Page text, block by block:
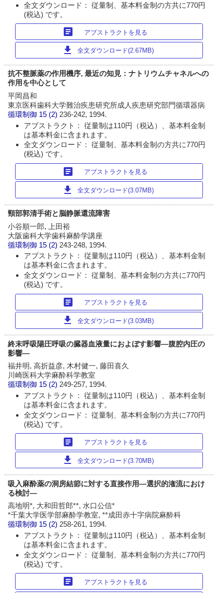
全文ダウンロード： 従量制、基本料金制の方共に770円
(税込) です。
article アブストラクトを見る
download 全文ダウンロード(2.67MB)
抗不整脈薬の作用機序, 最近の知見：ナトリウムチャネルへの
作用を中心として
平岡昌和
東京医科歯科大学難治疾患研究所成人疾患研究部門循環器病
循環制御 15 (2) 236-242, 1994.
アブストラクト： 従量制は110円（税込）、基本料金制
は基本料金に含まれます。
全文ダウンロード： 従量制、基本料金制の方共に770円
(税込) です。
article アブストラクトを見る
download 全文ダウンロード(3.07MB)
頸部郭清手術と脳静脈還流障害
小谷順一郎, 上田裕
大阪歯科大学歯科麻酔学講座
循環制御 15 (2) 243-248, 1994.
アブストラクト： 従量制は110円（税込）、基本料金制
は基本料金に含まれます。
全文ダウンロード： 従量制、基本料金制の方共に770円
(税込) です。
article アブストラクトを見る
download 全文ダウンロード(3.03MB)
終末呼吸陽圧呼吸の臓器血液量におよぼす影響―腹腔内圧の
影響―
福井明, 高折益彦, 木村健一, 藤田喜久
川崎医科大学麻酔科学教室
循環制御 15 (2) 249-257, 1994.
アブストラクト： 従量制は110円（税込）、基本料金制
は基本料金に含まれます。
全文ダウンロード： 従量制、基本料金制の方共に770円
(税込) です。
article アブストラクトを見る
download 全文ダウンロード(3.70MB)
吸入麻酔薬の洞房結節に対する直接作用―選択的潅流におけ
る検討―
高地明*, 大和田哲郎**, 水口公信*
*千葉大学医学部麻酔学教室, **成田赤十字病院麻酔科
循環制御 15 (2) 258-261, 1994.
アブストラクト： 従量制は110円（税込）、基本料金制
は基本料金に含まれます。
全文ダウンロード： 従量制、基本料金制の方共に770円
(税込) です。
article アブストラクトを見る